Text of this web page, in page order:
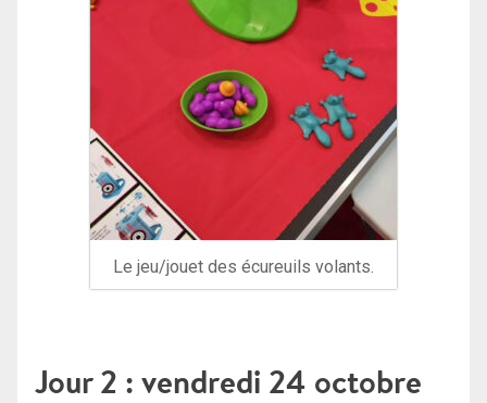
Le jeu/jouet des écureuils volants.
Jour 2 : vendredi 24 octobre